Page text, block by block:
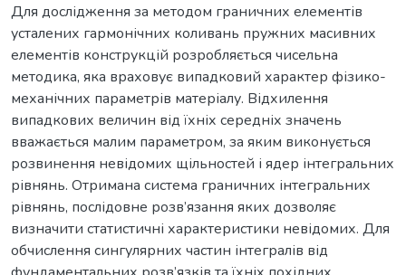
Для дослідження за методом граничних елементів
усталених гармонічних коливань пружних масивних
елементів конструкцій розробляється чисельна
методика, яка враховує випадковий характер фізико-
механічних параметрів матеріалу. Відхилення
випадкових величин від їхніх середніх значень
вважається малим параметром, за яким виконується
розвинення невідомих щільностей і ядер інтегральних
рівнянь. Отримана система граничних інтегральних
рівнянь, послідовне розв’язання яких дозволяє
визначити статистичні характеристики невідомих. Для
обчислення сингулярних частин інтегралів від